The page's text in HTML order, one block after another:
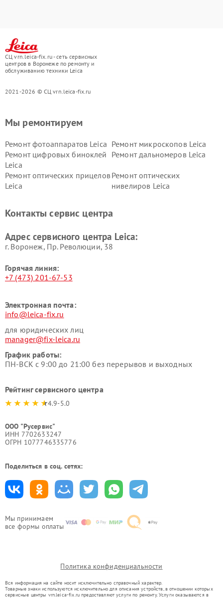
СЦ vrn.leica-fix.ru - сеть сервисных
центров в Воронеже по ремонту и
обслуживанию техники Leica
2021-2026 © СЦ vrn.leica-fix.ru
Мы принимаем
все формы оплаты
Мы ремонтируем
Ремонт фотоаппаратов Leica Ремонт микроскопов Leica
Ремонт цифровых биноклей
Leica
Ремонт дальномеров Leica
Ремонт оптических прицелов
Leica
Ремонт оптических
нивелиров Leica
Контакты сервис центра
Адрес сервисного центра Leica:
г. Воронеж, Пр. Революции, 38
Горячая линия:
+7 (473) 201-67-53
Электронная почта:
info@leica-fix.ru
для юридических лиц
manager@fix-leica.ru
График работы:
ПН-ВСК с 9:00 до 21:00 без перерывов и выходных
Рейтинг сервисного центра
4.9-5.0
ООО "Русервис"
ИНН 7702633247
ОГРН 1077746335776
Поделиться в соц. сетях:
Политика конфиденциальности
Вся информация на сайте носит исключительно справочный характер.
Товарные знаки используются исключительно для описания устройств, в отношении которых
сервисные центры vrn.leica-fix.ru предоставляют услуги по ремонту. Услуги оказываются в